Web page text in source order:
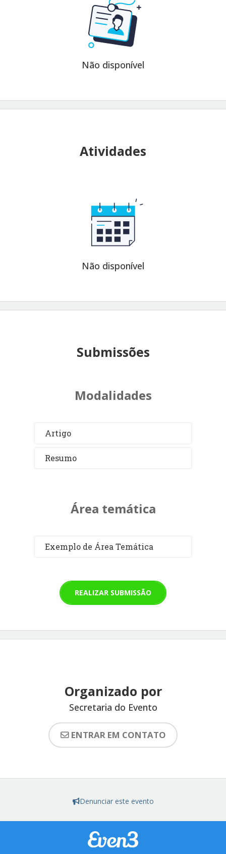
Não disponível
Atividades
Não disponível
Submissões
Modalidades
Artigo
Resumo
Área temática
Exemplo de Área Temática
REALIZAR SUBMISSÃO
Organizado por
Secretaria do Evento
ENTRAR EM CONTATO
Denunciar este evento